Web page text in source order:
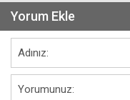
Yorum Ekle